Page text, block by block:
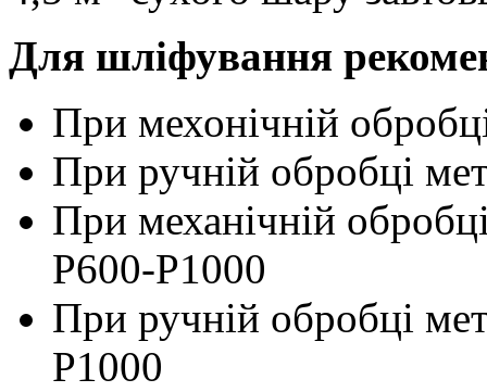
Для шліфування
При мехонічній
При ручній обробці
При механічній
Р600-Р1000
При ручній обробці
Р1000